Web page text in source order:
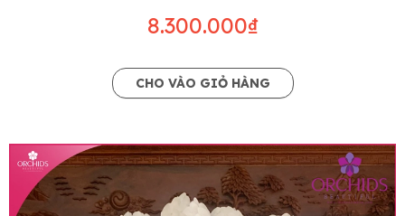
8.300.000₫
CHO VÀO GIỎ HÀNG